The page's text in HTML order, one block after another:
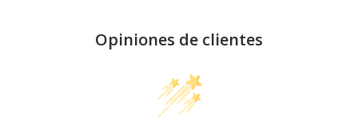
Opiniones de clientes